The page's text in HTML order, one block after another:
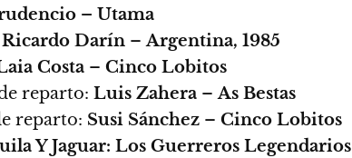
– Utama
Ricardo Darín –Argentina, 1985
Costa – Cinco Lobitos
reparto: Luis Zahera –As Bestas
reparto: Susi Sánchez – Cinco Lobitos
Y Jaguar: Los Guerreros Legendarios